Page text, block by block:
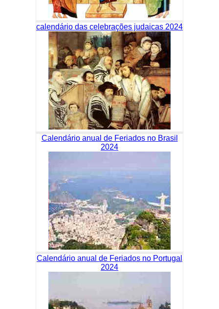
calendário das celebrações judaicas 2024
Calendário anual de Feriados no Brasil
2024
Calendário anual de Feriados no Portugal
2024